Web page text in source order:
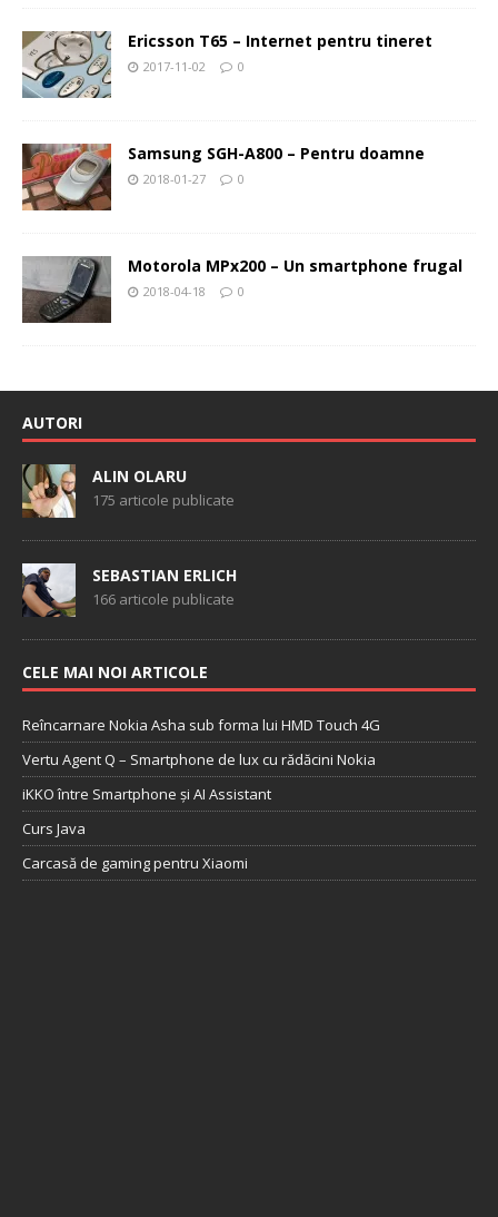
Ericsson T65 – Internet pentru tineret
2017-11-02 0
Samsung SGH-A800 – Pentru doamne
2018-01-27 0
Motorola MPx200 – Un smartphone frugal
2018-04-18 0
AUTORI
ALIN OLARU
175 articole publicate
SEBASTIAN ERLICH
166 articole publicate
CELE MAI NOI ARTICOLE
Reîncarnare Nokia Asha sub forma lui HMD Touch 4G
Vertu Agent Q – Smartphone de lux cu rădăcini Nokia
iKKO între Smartphone și AI Assistant
Curs Java
Carcasă de gaming pentru Xiaomi